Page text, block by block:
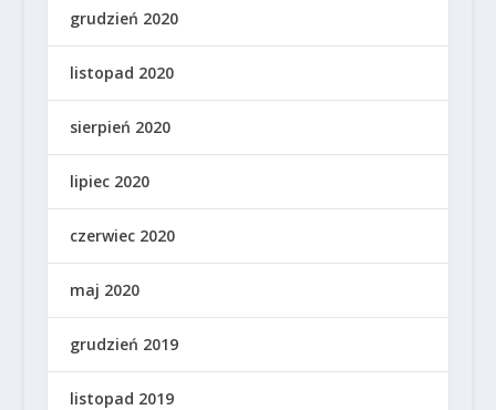
grudzień 2020
listopad 2020
sierpień 2020
lipiec 2020
czerwiec 2020
maj 2020
grudzień 2019
listopad 2019